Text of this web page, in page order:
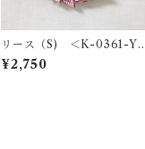
リース（S) ＜K-0361-Y
＞
¥2,750